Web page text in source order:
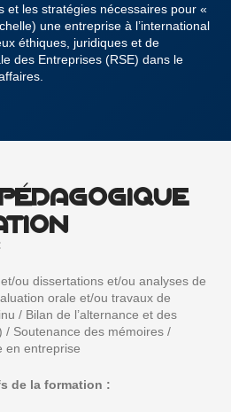
et les stratégies nécessaires pour «
une entreprise à l’international
éthiques, juridiques et de
des Entreprises (RSE) dans le
ou dissertations et/ou analyses de
orale et/ou travaux de
/ Bilan de l’alternance et des
/ Soutenance des mémoires /
en entreprise
de la formation :